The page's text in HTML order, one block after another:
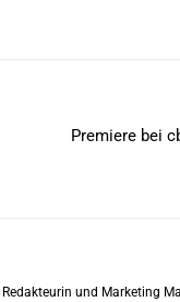
Premiere bei
und Marketing